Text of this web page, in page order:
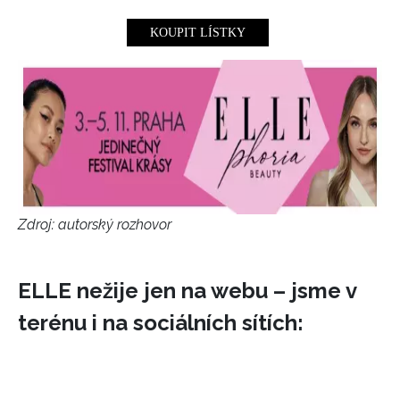
KOUPIT LÍSTKY
Zdroj: autorský rozhovor
ELLE nežije jen na webu – jsme v
terénu i na sociálních sítích: